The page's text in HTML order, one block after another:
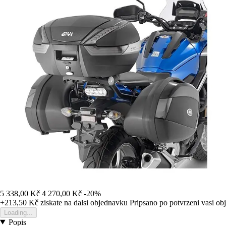
5 338,00 Kč 4 270,00 Kč -20%
+213,50 Kč ziskate na dalsi objednavku Pripsano po potvrzeni vasi
Loading...
Popis